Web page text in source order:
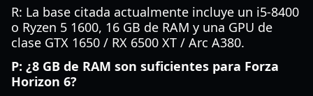
R: La base citada actualmente incluye un i5-8400
o Ryzen 5 1600, 16 GB de RAM y una GPU de
clase GTX 1650 / RX 6500 XT / Arc A380.
P: ¿8 GB de RAM son suficientes para Forza
Horizon 6?